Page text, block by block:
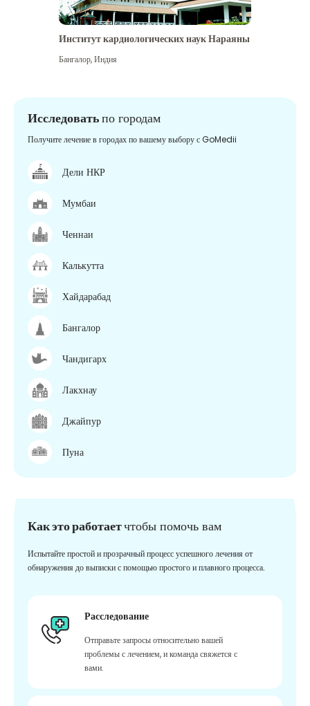
Институт кардиологических наук Нараяны
Бангалор,Индия
Исследоватьпо городам
Получите лечение в городах по вашему выбору с GoMedii
Дели НКР
Мумбаи
Ченнаи
Калькутта
Хайдарабад
Бангалор
Чандигарх
Лакхнау
Джайпур
Пуна
Как это работаетчтобы помочь вам
Испытайте простой и прозрачный процесс успешного лечения от
обнаружения до выписки с помощью простого и плавного процесса.
Расследование
Отправьте запросы относительно вашей
проблемы с лечением, и команда свяжется с
вами.